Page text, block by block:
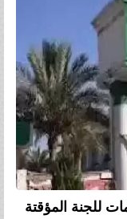
للجنة المؤقتة